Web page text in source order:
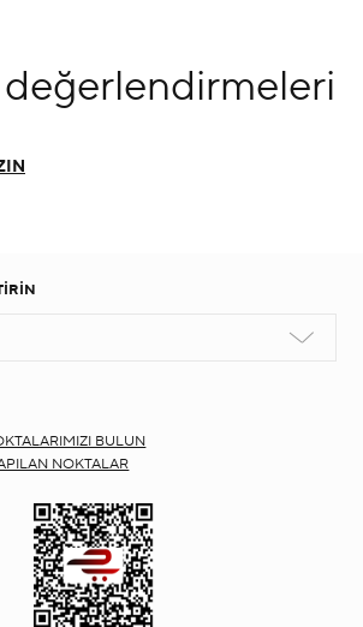
değerlendirmeleri
BULUN
NOKTALAR